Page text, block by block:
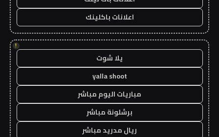
اعلانات باكلينك
!
يلا شوت
yalla shoot
مباريات اليوم مباشر
برشلونة مباشر
ريال مدريد مباشر